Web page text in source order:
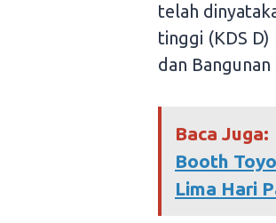
telah
tinggi (KDS D)
dan
Baca Juga:
Booth
Lima Hari